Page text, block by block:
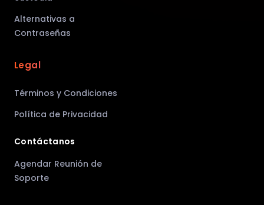
Alternativas a
Contraseñas
Legal
Términos y Condiciones
Política de Privacidad
Contáctanos
Agendar Reunión de
Soporte